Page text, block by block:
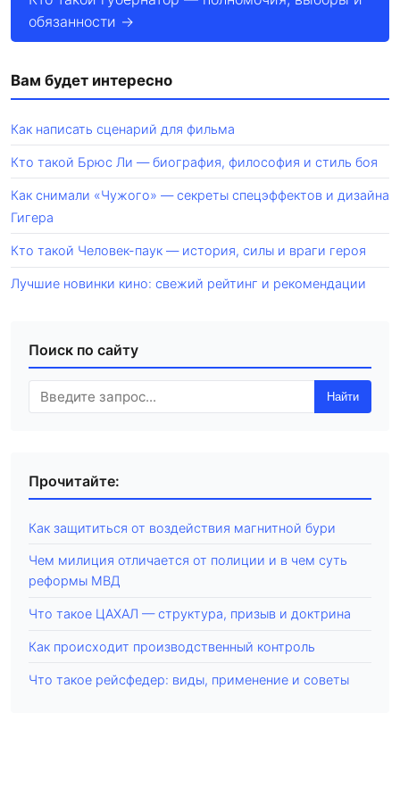
обязанности →
Вам будет интересно
Как написать сценарий для фильма
Кто такой Брюс Ли — биография, философия и стиль боя
Как снимали «Чужого» — секреты спецэффектов и дизайна
Гигера
Кто такой Человек-паук — история, силы и враги героя
Лучшие новинки кино: свежий рейтинг и рекомендации
Поиск по сайту
Найти
Прочитайте:
Как защититься от воздействия магнитной бури
Чем милиция отличается от полиции и в чем суть
реформы МВД
Что такое ЦАХАЛ — структура, призыв и доктрина
Как происходит производственный контроль
Что такое рейсфедер: виды, применение и советы